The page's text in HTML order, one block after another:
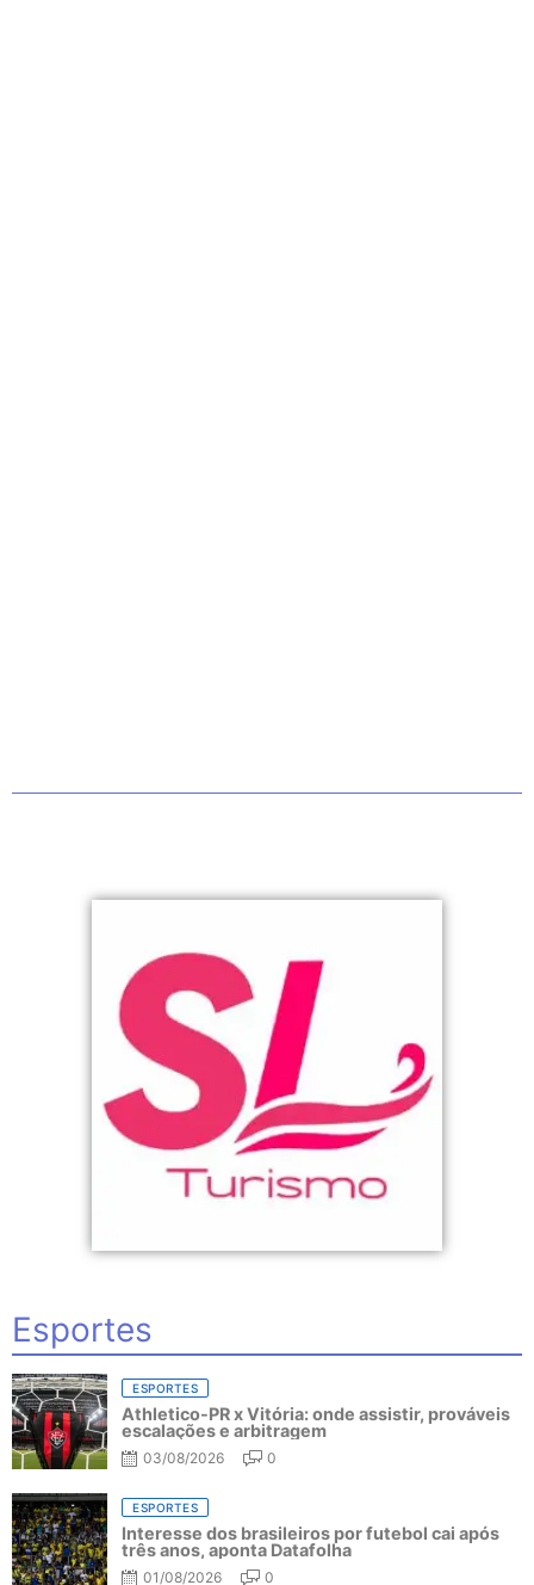
Esportes
ESPORTES
Athletico-PR x Vitória: onde assistir, prováveis
escalações e arbitragem
03/08/2026 0
ESPORTES
Interesse dos brasileiros por futebol cai após
três anos, aponta Datafolha
01/08/2026 0